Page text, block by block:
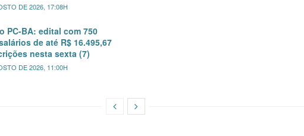
DE 2026, 17:08H
PC-BA: edital com 750
de até R$ 16.495,67
nesta sexta (7)
DE 2026, 11:00H